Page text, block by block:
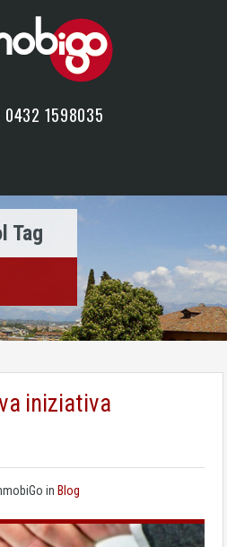
0432 1598035
Tag
iniziativa
in Blog